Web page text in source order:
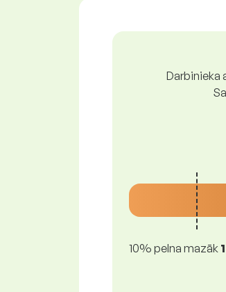
Darbinieka
10% pelna mazāk